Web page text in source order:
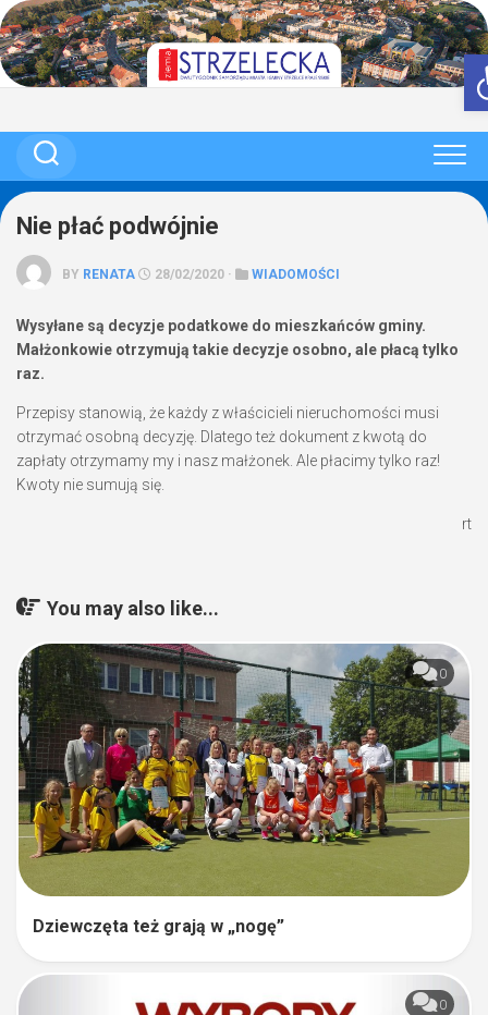
Skip
to
content
Nie płać podwójnie
BY RENATA 28/02/2020 · WIADOMOŚCI
Wysyłane są decyzje podatkowe do mieszkańców gminy.
Małżonkowie otrzymują takie decyzje osobno, ale płacą tylko
raz.
Przepisy stanowią, że każdy z właścicieli nieruchomości musi
otrzymać osobną decyzję. Dlatego też dokument z kwotą do
zapłaty otrzymamy my i nasz małżonek. Ale płacimy tylko raz!
Kwoty nie sumują się.
rt
You may also like...
0
Dziewczęta też grają w „nogę”
0